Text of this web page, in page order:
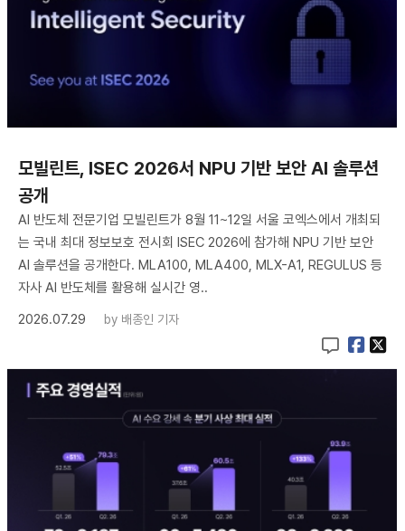
모빌린트, ISEC 2026서 NPU 기반 보안 AI 솔루션
공개
AI 반도체 전문기업 모빌린트가 8월 11~12일 서울 코엑스에서 개최되
는 국내 최대 정보보호 전시회 ISEC 2026에 참가해 NPU 기반 보안
AI 솔루션을 공개한다. MLA100, MLA400, MLX-A1, REGULUS 등
자사 AI 반도체를 활용해 실시간 영..
2026.07.29
by 배종인 기자